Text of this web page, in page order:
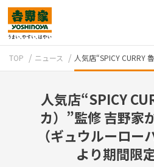
テイクアウト
TOP ニュース 人気店“SPICY CURRY
人気店“SPICY
カ）”監修 吉野家
（ギュウルーロー
より期間限